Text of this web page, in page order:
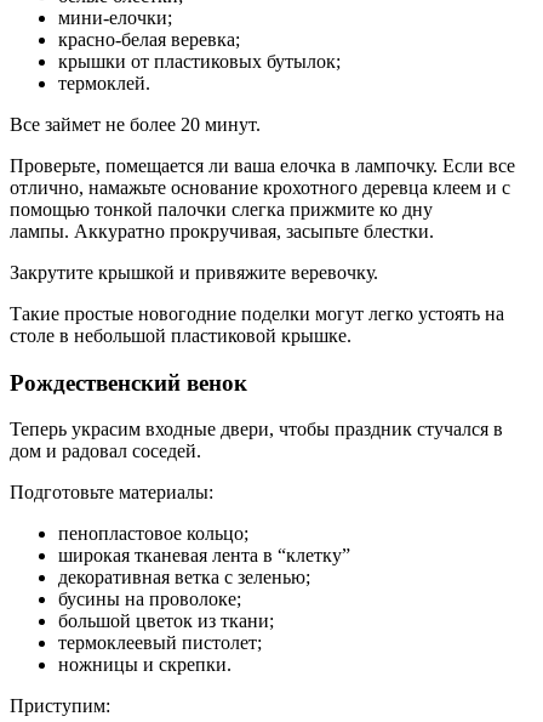
мини-елочки;
красно-белая веревка;
крышки от пластиковых бутылок;
термоклей.
Все займет не более 20 минут.
Проверьте, помещается ли ваша елочка в лампочку. Если все
отлично, намажьте основание крохотного деревца клеем и с
помощью тонкой палочки слегка прижмите ко дну
лампы. Аккуратно прокручивая, засыпьте блестки.
Закрутите крышкой и привяжите веревочку.
Такие простые новогодние поделки могут легко устоять на
столе в небольшой пластиковой крышке.
Рождественский венок
Теперь украсим входные двери, чтобы праздник стучался в
дом и радовал соседей.
Подготовьте материалы:
пенопластовое кольцо;
широкая тканевая лента в “клетку”
декоративная ветка с зеленью;
бусины на проволоке;
большой цветок из ткани;
термоклеевый пистолет;
ножницы и скрепки.
Приступим: